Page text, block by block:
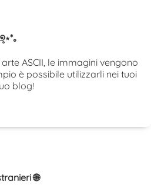
｡
ASCII, le immagini vengono
è possibile utilizzarli nei tuoi
blog!
🌐